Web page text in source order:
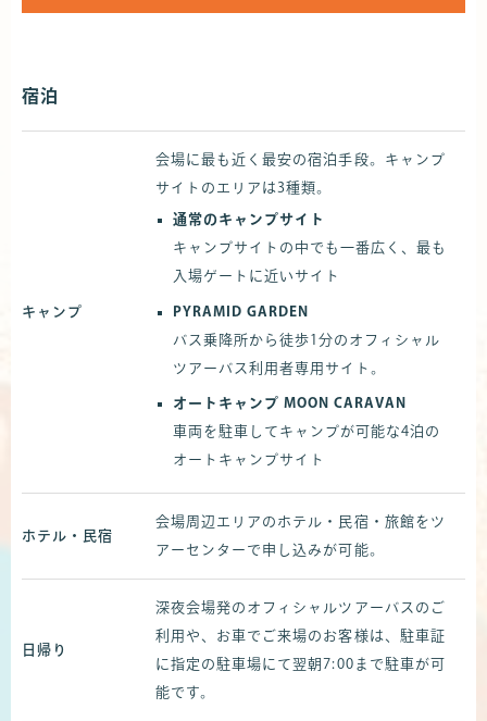
宿泊
キャンプ
会場に最も近く最安の宿泊手段。キャンプ
サイトのエリアは3種類。
通常のキャンプサイト
キャンプサイトの中でも一番広く、最も
入場ゲートに近いサイト
PYRAMID GARDEN
バス乗降所から徒歩1分のオフィシャル
ツアーバス利用者専用サイト。
オートキャンプ MOON CARAVAN
車両を駐車してキャンプが可能な4泊の
オートキャンプサイト
ホテル・民宿
会場周辺エリアのホテル・民宿・旅館をツ
アーセンターで申し込みが可能。
日帰り
深夜会場発のオフィシャルツアーバスのご
利用や、お車でご来場のお客様は、駐車証
に指定の駐車場にて翌朝7:00まで駐車が可
能です。